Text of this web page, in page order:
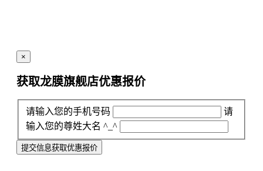
×
获取龙膜旗舰店优惠报价
请输入您的手机号码
请
输入您的尊姓大名 ^_^
提交信息获取优惠报价